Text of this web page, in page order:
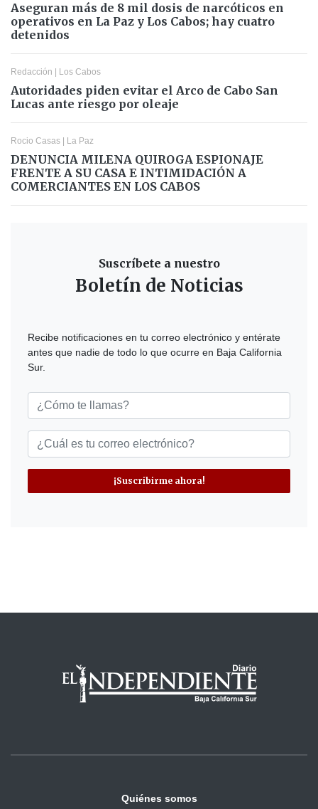
Aseguran más de 8 mil dosis de narcóticos en
operativos en La Paz y Los Cabos; hay cuatro
detenidos
Redacción Los Cabos
Autoridades piden evitar el Arco de Cabo San
Lucas ante riesgo por oleaje
Rocio Casas La Paz
DENUNCIA MILENA QUIROGA ESPIONAJE
FRENTE A SU CASA E INTIMIDACIÓN A
COMERCIANTES EN LOS CABOS
Suscríbete a nuestro
Boletín de Noticias
Recibe notificaciones en tu correo electrónico y entérate
antes que nadie de todo lo que ocurre en Baja California
Sur.
¡Suscribirme ahora!
Quiénes somos